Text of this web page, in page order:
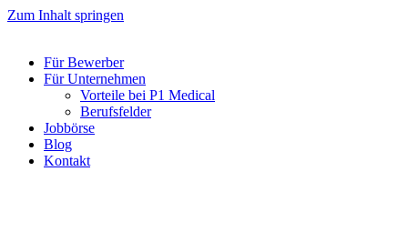
Zum Inhalt springen
Für Bewerber
Für Unternehmen
Vorteile bei P1 Medical
Berufsfelder
Jobbörse
Blog
Kontakt